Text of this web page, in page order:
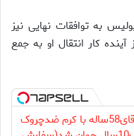
به توافقات نهایی نیز
کار انتقال او به جمع
این آقای58ساله با کرم ضدچروک